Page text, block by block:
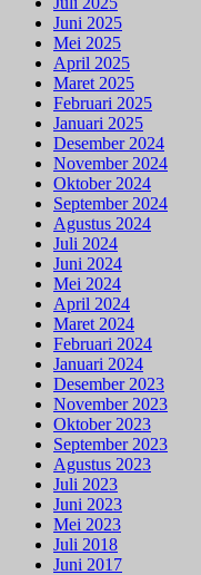
Juni 2025
Mei 2025
April 2025
Maret 2025
Februari 2025
Januari 2025
Desember 2024
November 2024
Oktober 2024
September 2024
Agustus 2024
Juli 2024
Juni 2024
Mei 2024
April 2024
Maret 2024
Februari 2024
Januari 2024
Desember 2023
November 2023
Oktober 2023
September 2023
Agustus 2023
Juli 2023
Juni 2023
Mei 2023
Juli 2018
Juni 2017